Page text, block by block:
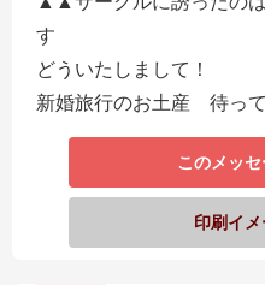
す
どういたしまして！
新婚旅行のお土産 待っ
このメッ
印刷イ